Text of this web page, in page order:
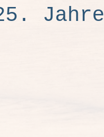
Jahre